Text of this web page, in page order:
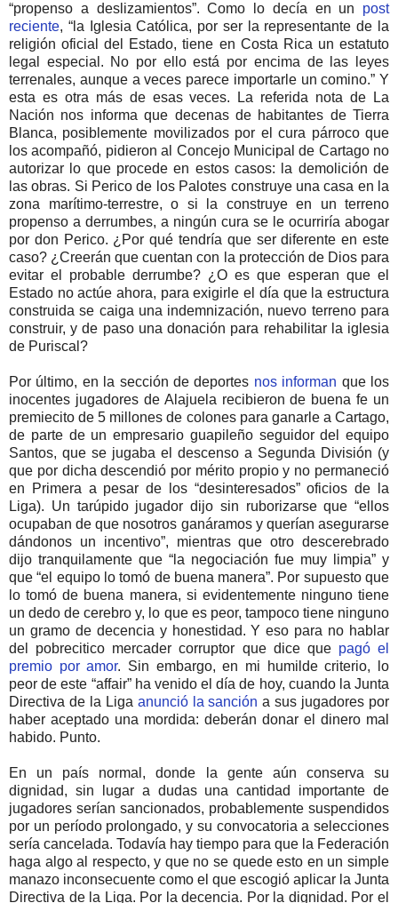
“propenso a deslizamientos”. Como lo decía en un post
reciente, “la Iglesia Católica, por ser la representante de la
religión oficial del Estado, tiene en Costa Rica un estatuto
legal especial. No por ello está por encima de las leyes
terrenales, aunque a veces parece importarle un comino.” Y
esta es otra más de esas veces. La referida nota de La
Nación nos informa que decenas de habitantes de Tierra
Blanca, posiblemente movilizados por el cura párroco que
los acompañó, pidieron al Concejo Municipal de Cartago no
autorizar lo que procede en estos casos: la demolición de
las obras. Si Perico de los Palotes construye una casa en la
zona marítimo-terrestre, o si la construye en un terreno
propenso a derrumbes, a ningún cura se le ocurriría abogar
por don Perico. ¿Por qué tendría que ser diferente en este
caso? ¿Creerán que cuentan con la protección de Dios para
evitar el probable derrumbe? ¿O es que esperan que el
Estado no actúe ahora, para exigirle el día que la estructura
construida se caiga una indemnización, nuevo terreno para
construir, y de paso una donación para rehabilitar la iglesia
de Puriscal?
Por último, en la sección de deportes nos informan que los
inocentes jugadores de Alajuela recibieron de buena fe un
premiecito de 5 millones de colones para ganarle a Cartago,
de parte de un empresario guapileño seguidor del equipo
Santos, que se jugaba el descenso a Segunda División (y
que por dicha descendió por mérito propio y no permaneció
en Primera a pesar de los “desinteresados” oficios de la
Liga). Un tarúpido jugador dijo sin ruborizarse que “ellos
ocupaban de que nosotros ganáramos y querían asegurarse
dándonos un incentivo”, mientras que otro descerebrado
dijo tranquilamente que “la negociación fue muy limpia” y
que “el equipo lo tomó de buena manera”. Por supuesto que
lo tomó de buena manera, si evidentemente ninguno tiene
un dedo de cerebro y, lo que es peor, tampoco tiene ninguno
un gramo de decencia y honestidad. Y eso para no hablar
del pobrecitico mercader corruptor que dice que pagó el
premio por amor. Sin embargo, en mi humilde criterio, lo
peor de este “affair” ha venido el día de hoy, cuando la Junta
Directiva de la Liga anunció la sanción a sus jugadores por
haber aceptado una mordida: deberán donar el dinero mal
habido. Punto.
En un país normal, donde la gente aún conserva su
dignidad, sin lugar a dudas una cantidad importante de
jugadores serían sancionados, probablemente suspendidos
por un período prolongado, y su convocatoria a selecciones
sería cancelada. Todavía hay tiempo para que la Federación
haga algo al respecto, y que no se quede esto en un simple
manazo inconsecuente como el que escogió aplicar la Junta
Directiva de la Liga. Por la decencia. Por la dignidad. Por el